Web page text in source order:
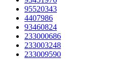
95520343
4407986
93460824
233000686
233003248
233009590